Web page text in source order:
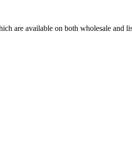
are available on both wholesale and